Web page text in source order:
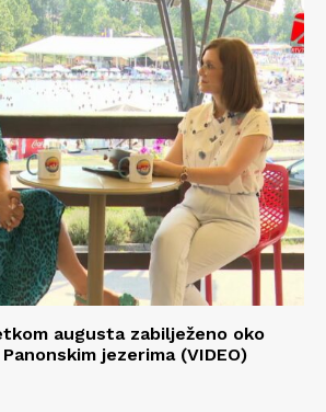
augusta zabilježeno oko
jezerima (VIDEO)